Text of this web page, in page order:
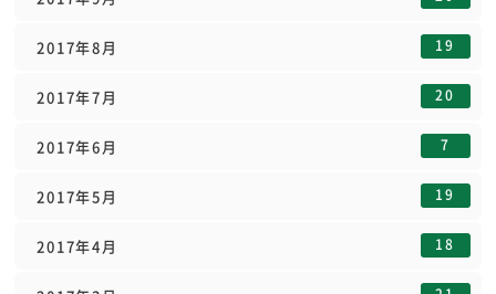
2017年8月 19
2017年7月 20
2017年6月 7
2017年5月 19
2017年4月 18